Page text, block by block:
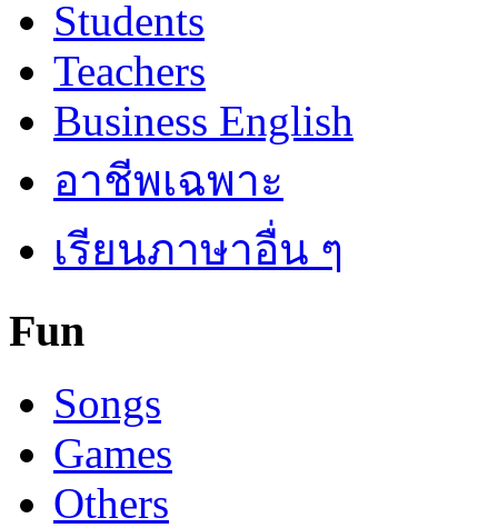
Students
Teachers
Business English
อาชีพเฉพาะ
เรียนภาษาอื่น ๆ
Fun
Songs
Games
Others